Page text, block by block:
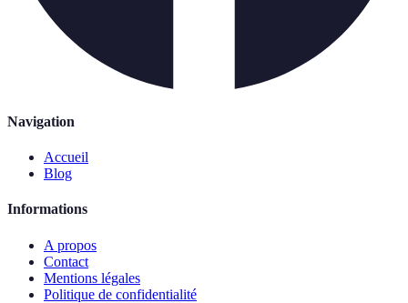
Navigation
Accueil
Blog
Informations
A propos
Contact
Mentions légales
Politique de confidentialité